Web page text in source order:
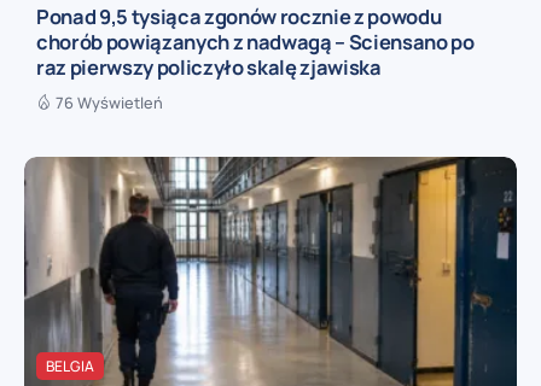
Ponad 9,5 tysiąca zgonów rocznie z powodu
chorób powiązanych z nadwagą – Sciensano po
raz pierwszy policzyło skalę zjawiska
76 Wyświetleń
BELGIA